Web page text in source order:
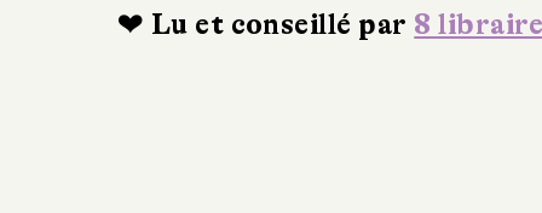
❤ Lu et conseillé par 8